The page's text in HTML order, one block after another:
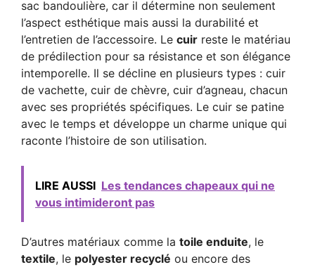
sac bandoulière, car il détermine non seulement
l’aspect esthétique mais aussi la durabilité et
l’entretien de l’accessoire. Le cuir reste le matériau
de prédilection pour sa résistance et son élégance
intemporelle. Il se décline en plusieurs types : cuir
de vachette, cuir de chèvre, cuir d’agneau, chacun
avec ses propriétés spécifiques. Le cuir se patine
avec le temps et développe un charme unique qui
raconte l’histoire de son utilisation.
LIRE AUSSI Les tendances chapeaux qui ne
vous intimideront pas
D’autres matériaux comme la toile enduite, le
textile, le polyester recyclé ou encore des